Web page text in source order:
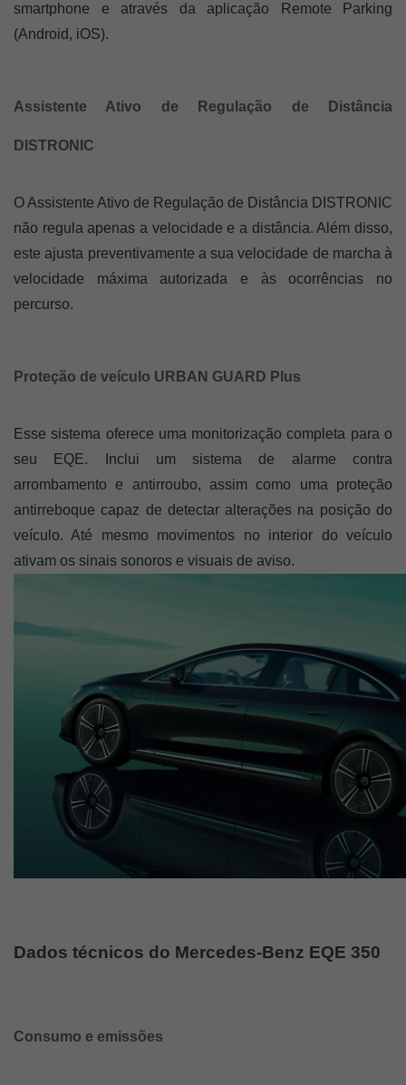
smartphone e através da aplicação Remote Parking
(Android, iOS).
Assistente Ativo de Regulação de Distância
DISTRONIC
O Assistente Ativo de Regulação de Distância DISTRONIC
não regula apenas a velocidade e a distância. Além disso,
este ajusta preventivamente a sua velocidade de marcha à
velocidade máxima autorizada e às ocorrências no
percurso.
Proteção de veículo URBAN GUARD Plus
Esse sistema oferece uma monitorização completa para o
seu EQE. Inclui um sistema de alarme contra
arrombamento e antirroubo, assim como uma proteção
antirreboque capaz de detectar alterações na posição do
veículo. Até mesmo movimentos no interior do veículo
ativam os sinais sonoros e visuais de aviso.
Dados técnicos do Mercedes-Benz EQE 350
Consumo e emissões